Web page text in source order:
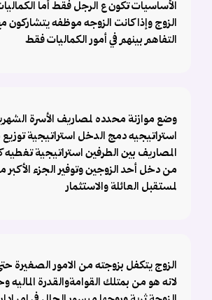
الأساسيات تكون ع الرجل فقط أما
الزوج وإذا كانت الزوجه موظفه
التفاهم بينهم في أمور الكماليات فقط
وضع موازنة محدده لمصاريف الأسرة
استراتيجيه دمج الدخل استراتيجية
المصاريف بين الطرفين استراتيجية تغطيه
من دخل أحد الزوجين وتوفير الجزء الأكبر
لمستقبل العائلة والاستثمار
الزوج يتكفل بزوجته من الامور الصغيرة حتى
لانه هو من بمتلك القوامةوالقدرة الماليه